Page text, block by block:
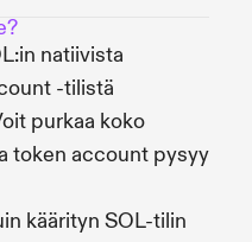
natiivista
-tilistä
purkaa koko
token account pysyy
käärityn SOL-tilin